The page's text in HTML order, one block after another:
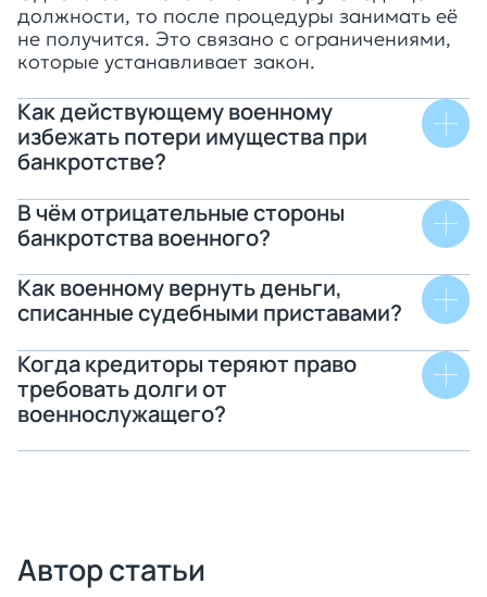
должности, то после процедуры занимать её
не получится. Это связано с ограничениями,
которые устанавливает закон.
Как действующему военному
избежать потери имущества при
банкротстве?
В чём отрицательные стороны
банкротства военного?
Как военному вернуть деньги,
списанные судебными приставами?
Когда кредиторы теряют право
требовать долги от
военнослужащего?
Автор статьи